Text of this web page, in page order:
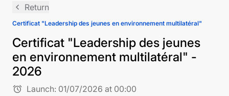
navigate_before Return
Certificat "Leadership des jeunes en environnement multilatéral"
Certificat "Leadership des jeunes
en environnement multilatéral" -
2026
alarm Launch: 01/07/2026 at 00:00